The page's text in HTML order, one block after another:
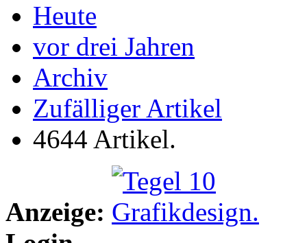
Heute
vor drei Jahren
Archiv
Zufälliger Artikel
4644 Artikel.
Anzeige: